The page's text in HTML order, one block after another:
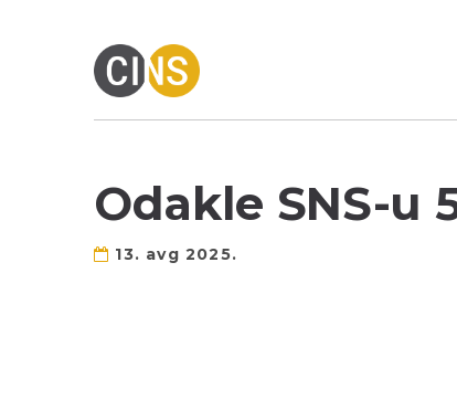
Odakle SNS-u
13. avg 2025.